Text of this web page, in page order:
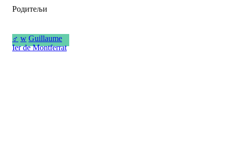
Родитељи
♂ w Guillaume
Ier de Montferrat